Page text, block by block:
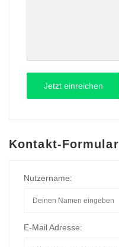
Kontakt-Formular
Nutzername:
E-Mail Adresse: